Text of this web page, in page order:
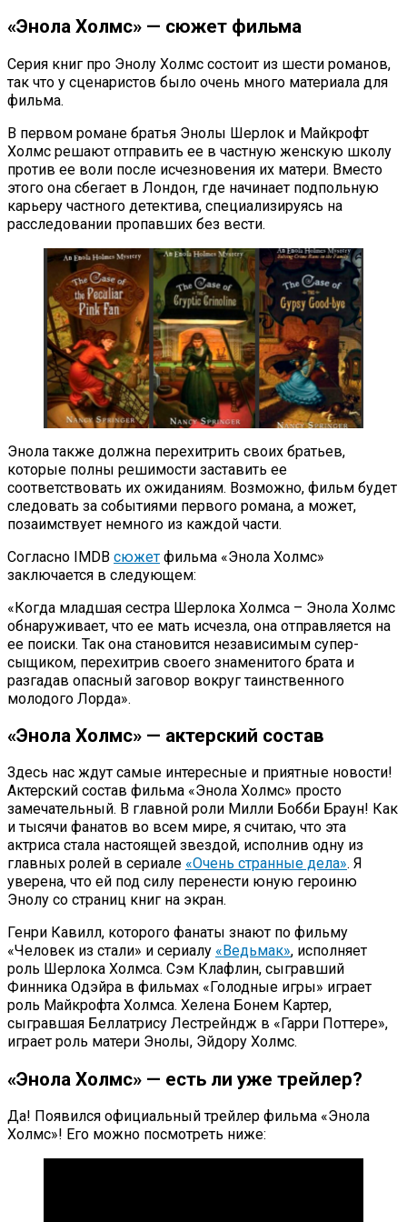
«Энола Холмс» — сюжет фильма
Серия книг про Энолу Холмс состоит из шести романов,
так что у сценаристов было очень много материала для
фильма.
В первом романе братья Энолы Шерлок и Майкрофт
Холмс решают отправить ее в частную женскую школу
против ее воли после исчезновения их матери. Вместо
этого она сбегает в Лондон, где начинает подпольную
карьеру частного детектива, специализируясь на
расследовании пропавших без вести.
Энола также должна перехитрить своих братьев,
которые полны решимости заставить ее
соответствовать их ожиданиям. Возможно, фильм будет
следовать за событиями первого романа, а может,
позаимствует немного из каждой части.
Согласно IMDB сюжет фильма «Энола Холмс»
заключается в следующем:
«Когда младшая сестра Шерлока Холмса – Энола Холмс
обнаруживает, что ее мать исчезла, она отправляется на
ее поиски. Так она становится независимым супер-
сыщиком, перехитрив своего знаменитого брата и
разгадав опасный заговор вокруг таинственного
молодого Лорда».
«Энола Холмс» — актерский состав
Здесь нас ждут самые интересные и приятные новости!
Актерский состав фильма «Энола Холмс» просто
замечательный. В главной роли Милли Бобби Браун! Как
и тысячи фанатов во всем мире, я считаю, что эта
актриса стала настоящей звездой, исполнив одну из
главных ролей в сериале «Очень странные дела». Я
уверена, что ей под силу перенести юную героиню
Энолу со страниц книг на экран.
Генри Кавилл, которого фанаты знают по фильму
«Человек из стали» и сериалу «Ведьмак», исполняет
роль Шерлока Холмса. Сэм Клафлин, сыгравший
Финника Одэйра в фильмах «Голодные игры» играет
роль Майкрофта Холмса. Хелена Бонем Картер,
сыгравшая Беллатрису Лестрейндж в «Гарри Поттере»,
играет роль матери Энолы, Эйдору Холмс.
«Энола Холмс» — есть ли уже трейлер?
Да! Появился официальный трейлер фильма «Энола
Холмс»! Его можно посмотреть ниже: